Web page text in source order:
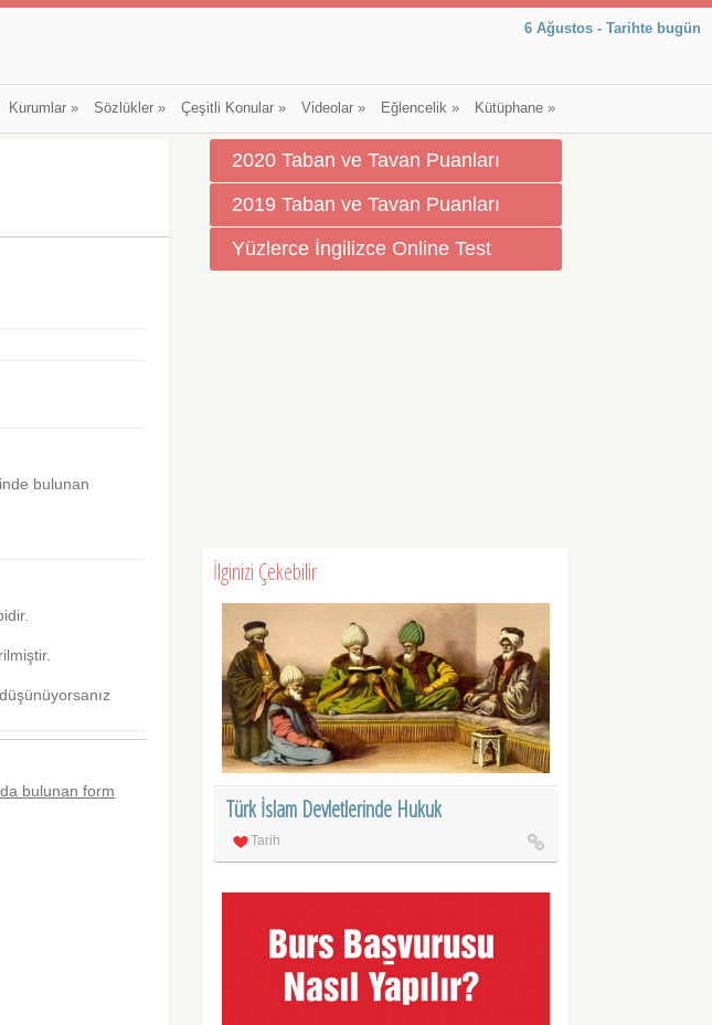
6 Ağustos - Tarihte bugün
Kurumlar» Sözlükler» Çeşitli Konular» Videolar» Eğlencelik» Kütüphane»
bulunan
bulunan form
2020 Taban ve Tavan Puanları
2019 Taban ve Tavan Puanları
Yüzlerce İngilizce Online Test
İlginizi Çekebilir
Türk İslam Devletlerinde Hukuk
Tarih